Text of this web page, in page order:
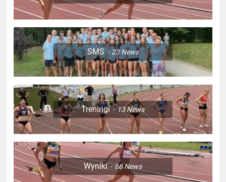
SMS 23News
Treningi 13News
Wyniki 68News